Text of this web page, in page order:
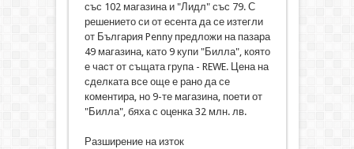
със 102 магазина и "Лидл" със 79. С
решението си от есента да се изтегли
от България Penny предложи на пазара
49 магазина, като 9 купи "Билла", която
е част от същата група - REWE. Цена на
сделката все още е рано да се
коментира, но 9-те магазина, поети от
"Билла", бяха с оценка 32 млн. лв.
Разширение на изток